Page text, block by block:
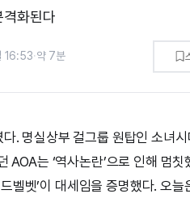
화된다
16:53·약 7분
. 명실상부 걸그룹 원탑인 소녀시
AOA는 ‘역사논란’으로 인해 멈칫
벨벳’이 대세임을 증명했다. 오늘